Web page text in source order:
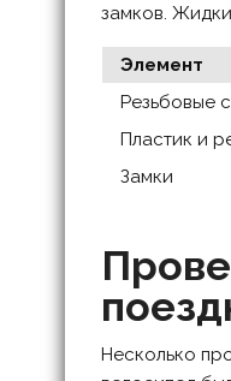
замков.
Элемент
Резьбовые
Пластик и
Замки
Несколько